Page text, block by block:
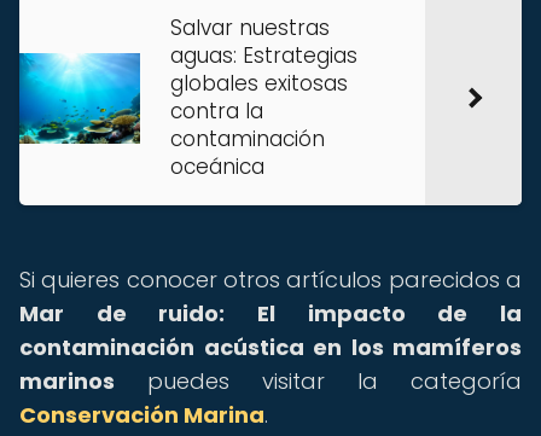
Salvar nuestras
aguas: Estrategias
globales exitosas
contra la
contaminación
oceánica
Si quieres conocer otros artículos parecidos a
Mar de ruido: El impacto de la
contaminación acústica en los mamíferos
marinos puedes visitar la categoría
Conservación Marina.